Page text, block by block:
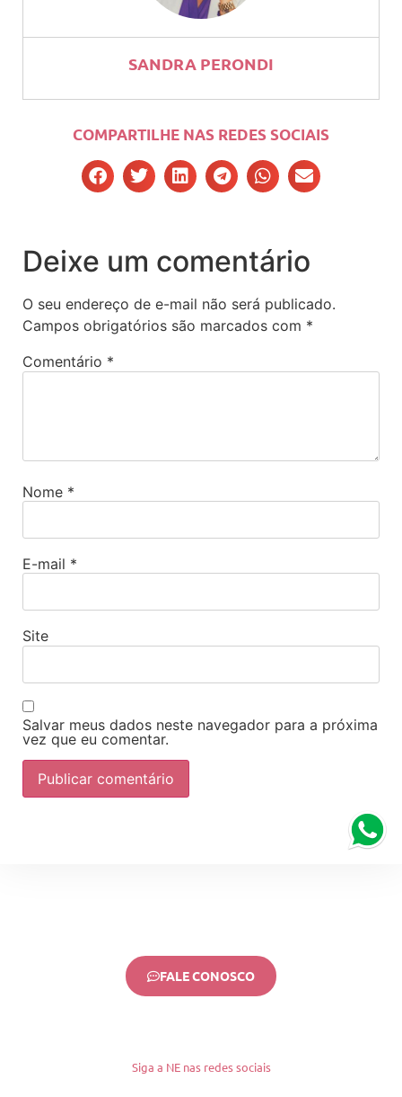
SANDRA PERONDI
COMPARTILHE NAS REDES SOCIAIS
Deixe um comentário
O seu endereço de e-mail não será publicado.
Campos obrigatórios são marcados com *
Comentário *
Nome *
E-mail *
Site
Salvar meus dados neste navegador para a próxima
vez que eu comentar.
FALE CONOSCO
Siga a NE nas redes sociais